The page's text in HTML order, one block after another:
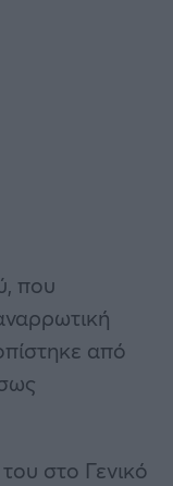
που
από
στο Γενικό